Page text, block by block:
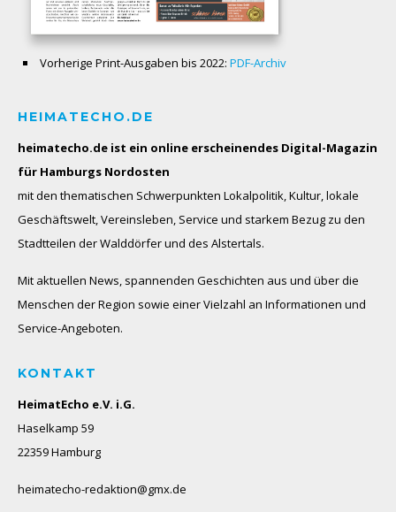
Vorherige Print-Ausgaben bis 2022: PDF-Archiv
HEIMATECHO.DE
heimatecho.de ist ein online erscheinendes Digital-Magazin
für Hamburgs Nordosten
mit den thematischen Schwerpunkten Lokalpolitik, Kultur, lokale
Geschäftswelt, Vereinsleben, Service und starkem Bezug zu den
Stadtteilen der Walddörfer und des Alstertals.
Mit aktuellen News, spannenden Geschichten aus und über die
Menschen der Region sowie einer Vielzahl an Informationen und
Service-Angeboten.
KONTAKT
HeimatEcho e.V. i.G.
Haselkamp 59
22359 Hamburg
heimatecho-redaktion@gmx.de